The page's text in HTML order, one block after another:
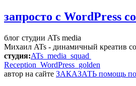
запросто с WordPress
блог студии ATs media
Михаил ATs - динамичный креатив
студия:ATs media squad
Reception WordPress golden
автор на сайте ЗАКАЗАТЬ помощь по